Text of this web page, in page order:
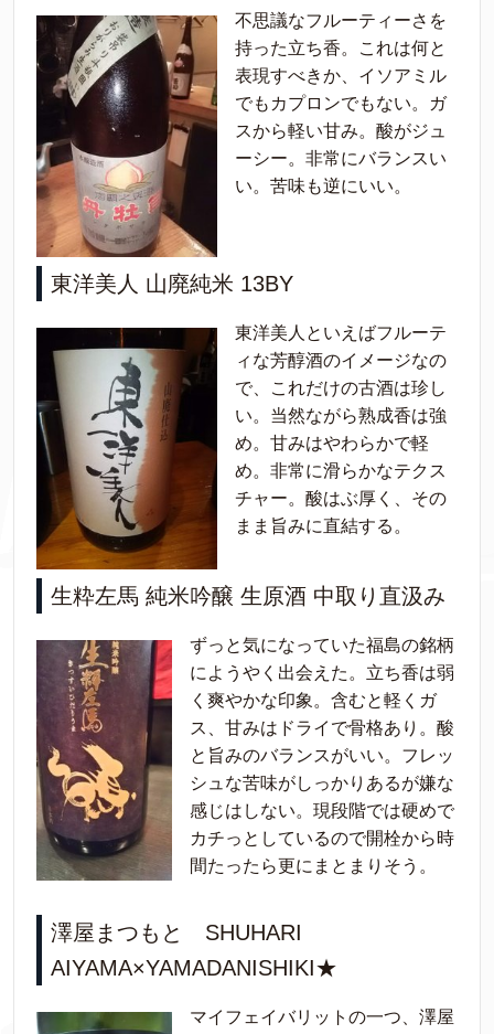
不思議なフルーティーさを
持った立ち香。これは何と
表現すべきか、イソアミル
でもカプロンでもない。ガ
スから軽い甘み。酸がジュ
ーシー。非常にバランスい
い。苦味も逆にいい。
東洋美人 山廃純米 13BY
東洋美人といえばフルーテ
ィな芳醇酒のイメージなの
で、これだけの古酒は珍し
い。当然ながら熟成香は強
め。甘みはやわらかで軽
め。非常に滑らかなテクス
チャー。酸はぶ厚く、その
まま旨みに直結する。
生粋左馬 純米吟醸 生原酒 中取り直汲み
ずっと気になっていた福島の銘柄
にようやく出会えた。立ち香は弱
く爽やかな印象。含むと軽くガ
ス、甘みはドライで骨格あり。酸
と旨みのバランスがいい。フレッ
シュな苦味がしっかりあるが嫌な
感じはしない。現段階では硬めで
カチっとしているので開栓から時
間たったら更にまとまりそう。
澤屋まつもと SHUHARI
AIYAMA×YAMADANISHIKI★
マイフェイバリットの一つ、澤屋